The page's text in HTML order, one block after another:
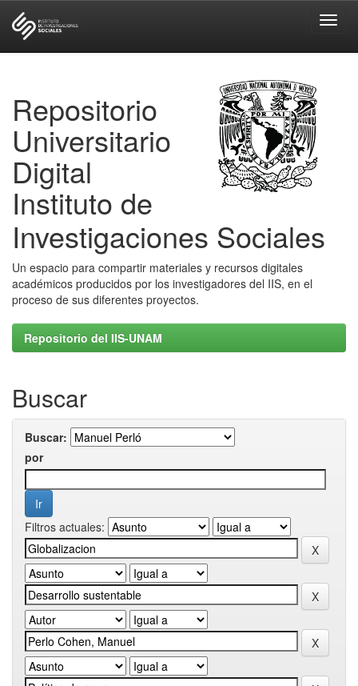
Repositorio
Universitario
Digital
Instituto de
Investigaciones Sociales
Un espacio para compartir materiales y recursos digitales
académicos producidos por los investigadores del IIS, en el
proceso de sus diferentes proyectos.
Repositorio del IIS-UNAM
Buscar
Buscar:
por
Filtros actuales: